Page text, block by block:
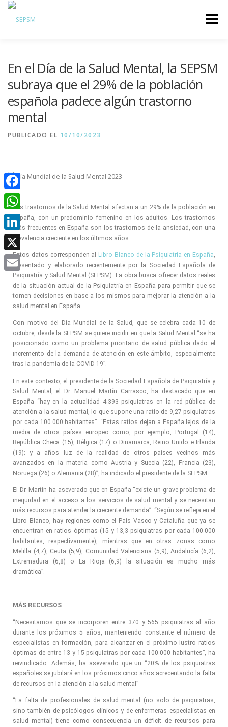
Menú
Sobre la SEPSM
Psiquiatras y residentes
Comunicación
Revistas oficiales
En el Día de la Salud Mental, la SEPSM
subraya que el 29% de la población
española padece algún trastorno
mental
PUBLICADO EL 10/10/2023
Los trastornos de la Salud Mental afectan a un 29% de la población en
España, con un predominio femenino en los adultos. Los trastornos
más frecuentes en España son los trastornos de la ansiedad, con una
prevalencia creciente en los últimos años.
Estos datos corresponden al Libro Blanco de la Psiquiatría en España,
presentado y elaborado recientemente por la Sociedad Española de
Psiquiatría y Salud Mental (SEPSM). La obra busca ofrecer datos reales
de la situación actual de la Psiquiatría en España para permitir que se
tomen decisiones en base a los mismos para mejorar la atención a la
salud mental en España.
Con motivo del Día Mundial de la Salud, que se celebra cada 10 de
octubre, desde la SEPSM se quiere incidir en que la Salud Mental “se ha
posicionado como un problema prioritario de salud pública dado el
incremento de la demanda de atención en este ámbito, especialmente
tras la pandemia de la COVID-19”.
En este contexto, el presidente de la Sociedad Española de Psiquiatría y
Salud Mental, el Dr. Manuel Martín Carrasco, ha destacado que en
España “hay en la actualidad 4.393 psiquiatras en la red pública de
atención a la salud mental, lo que supone una ratio de 9,27 psiquiatras
por cada 100.000 habitantes”. “Estas ratios dejan a España lejos de la
media de otros países europeo como, por ejemplo, Portugal (14),
República Checa (15), Bélgica (17) o Dinamarca, Reino Unido e Irlanda
(19); y a años luz de la realidad de otros países vecinos más
avanzados en la materia como Austria y Suecia (22), Francia (23),
Noruega (26) o Alemania (28)”, ha indicado el presidente de la SEPSM.
El Dr. Martín ha aseverado que en España “existe un grave problema de
inequidad en el acceso a los servicios de salud mental y se necesitan
más recursos para atender la creciente demanda”. “Según se refleja en el
Libro Blanco, hay regiones como el País Vasco y Cataluña que ya se
encuentran en ratios óptimas (15 y 13,3 psiquiatras por cada 100.000
habitantes, respectivamente), mientras que en otras zonas como
Melilla (4,7), Ceuta (5,9), Comunidad Valenciana (5,9), Andalucía (6,2),
Extremadura (6,8) o La Rioja (6,9) la situación es mucho más
dramática”.
MÁS RECURSOS
“Necesitamos que se incorporen entre 370 y 565 psiquiatras al año
durante los próximos 5 años, manteniendo constante el número de
especialistas en formación, para alcanzar en el próximo lustro ratios
óptimas de entre 13 y 15 psiquiatras por cada 100.000 habitantes”, ha
reivindicado. Además, ha aseverado que un “20% de los psiquiatras
españoles se jubilará en los próximos cinco años acrecentando la falta
de recursos en la atención a la salud mental”
“La falta de profesionales de salud mental (no solo de psiquiatras,
sino también de psicólogos clínicos y de enfermeras especialistas en
salud mental) tiene como consecuencia un déficit de recursos para
Facebook
WhatsApp
LinkedIn
X
Email